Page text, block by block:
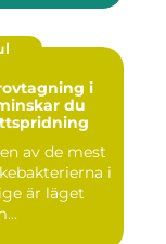
i
av de mest
i
är läget